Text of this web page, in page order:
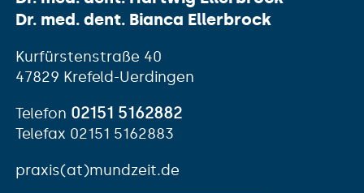
Dr. med. dent. Bianca Ellerbrock
Kurfürstenstraße 40
47829 Krefeld-Uerdingen
Telefon 02151 5162882
Telefax 02151 5162883
praxis(at)mundzeit.de